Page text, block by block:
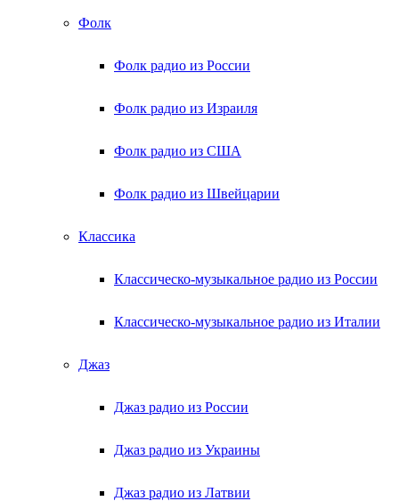
Фолк
Фолк радио из России
Фолк радио из Израиля
Фолк радио из США
Фолк радио из Швейцарии
Классика
Классическо-музыкальное радио из России
Классическо-музыкальное радио из Италии
Джаз
Джаз радио из России
Джаз радио из Украины
Джаз радио из Латвии